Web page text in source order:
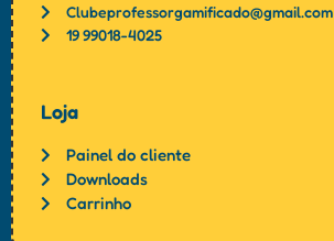
Clubeprofessorgamificado@gmail.com
19 99018-4025
Loja
Painel do cliente
Downloads
Carrinho